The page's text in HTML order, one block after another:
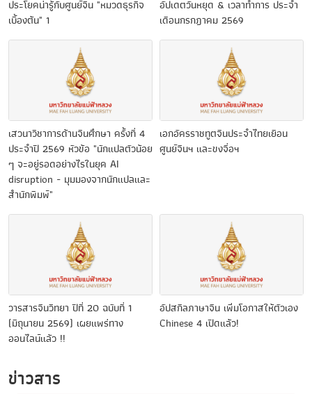
ประโยคน่ารู้กับศูนย์จีน "หมวดธุรกิจ
เบื้องต้น" 1
อัปเดตวันหยุด & เวลาทำการ ประจำ
เดือนกรกฎาคม 2569
เสวนาวิชาการด้านจีนศึกษา ครั้งที่ 4
ประจำปี 2569 หัวข้อ "นักแปลตัวน้อย
ๆ จะอยู่รอดอย่างไรในยุค AI
disruption - มุมมองจากนักแปลและ
สำนักพิมพ์"
เอกอัครราชทูตจีนประจำไทยเยือน
ศูนย์จีนฯ และขงจื่อฯ
วารสารจีนวิทยา ปีที่ 20 ฉบับที่ 1
(มิถุนายน 2569) เผยแพร่ทาง
ออนไลน์แล้ว !!
อัปสกิลภาษาจีน เพิ่มโอกาสให้ตัวเอง
Chinese 4 เปิดแล้ว!
ข่าวสาร